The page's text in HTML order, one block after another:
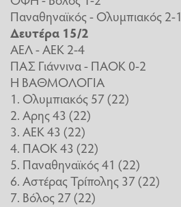
Παναθηναϊκός - Ολυμπιακός 2-1
Δευτέρα 15/2
ΑΕΛ - ΑΕΚ 2-4
ΠΑΣ Γιάννινα - ΠΑΟΚ 0-2
Η ΒΑΘΜΟΛΟΓΙΑ
1. Ολυμπιακός 57 (22)
2. Αρης 43 (22)
3. ΑΕΚ 43 (22)
4. ΠΑΟΚ 43 (22)
5. Παναθηναϊκός 41 (22)
6. Αστέρας Τρίπολης 37 (22)
7. Βόλος 27 (22)